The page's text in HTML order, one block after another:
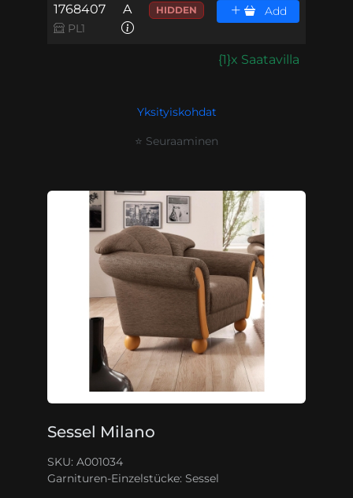
1768407
PL1
A HIDDEN Add
{1}x Saatavilla
Yksityiskohdat
⭐ Seuraaminen
Sessel Milano
SKU: A001034
Garnituren-Einzelstücke: Sessel